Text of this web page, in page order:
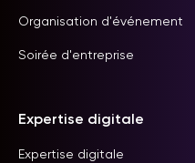
Organisation d'événement
Soirée d'entreprise
Expertise digitale
Expertise digitale